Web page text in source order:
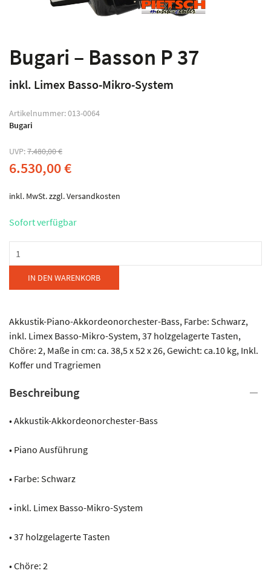
Bugari – Basson P 37
inkl. Limex Basso-Mikro-System
Artikelnummer:013-0064
Bugari
UVP:7.480,00€
6.530,00€
inkl. MwSt.zzgl.Versandkosten
Sofort verfügbar
-
Basson
P
Menge
IN DEN WARENKORB
Akkustik-Piano-Akkordeonorchester-Bass, Farbe: Schwarz,
inkl. Limex Basso-Mikro-System, 37 holzgelagerte Tasten,
Chöre: 2, Maße in cm: ca. 38,5 x 52 x 26, Gewicht: ca.10 kg, Inkl.
Koffer und Tragriemen
Beschreibung
• Akkustik-Akkordeonorchester-Bass
• Piano Ausführung
• Farbe: Schwarz
• inkl. Limex Basso-Mikro-System
• 37 holzgelagerte Tasten
• Chöre: 2